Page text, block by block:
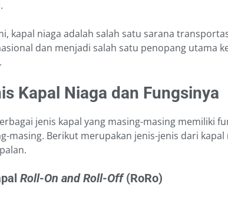
.
kapal niaga adalah salah satu sarana
dan menjadi salah satu penopang utama
Kapal Niaga dan Fungsinya
jenis kapal yang masing-masing memiliki
masing. Berikut merupakan jenis-jenis dari
Roll-On and Roll-Off(RoRo)